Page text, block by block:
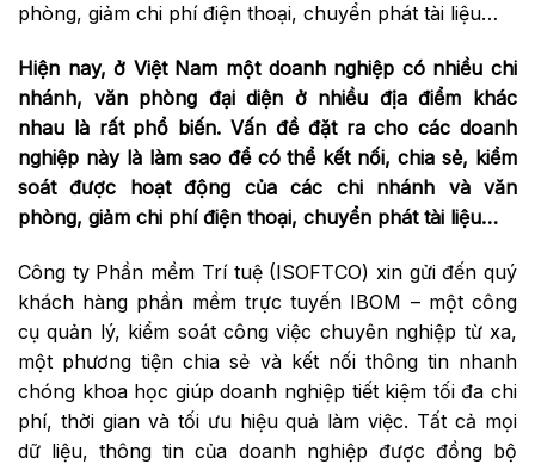
phòng, giảm chi phí điện thoại, chuyển phát tài liệu…
Hiện nay, ở Việt Nam một doanh nghiệp có nhiều chi
nhánh, văn phòng đại diện ở nhiều địa điểm khác
nhau là rất phổ biến. Vấn đề đặt ra cho các doanh
nghiệp này là làm sao để có thể kết nối, chia sẻ, kiểm
soát được hoạt động của các chi nhánh và văn
phòng, giảm chi phí điện thoại, chuyển phát tài liệu…
Công ty Phần mềm Trí tuệ (ISOFTCO) xin gửi đến quý
khách hàng phần mềm trực tuyến IBOM – một công
cụ quản lý, kiểm soát công việc chuyên nghiệp từ xa,
một phương tiện chia sẻ và kết nối thông tin nhanh
chóng khoa học giúp doanh nghiệp tiết kiệm tối đa chi
phí, thời gian và tối ưu hiệu quả làm việc. Tất cả mọi
dữ liệu, thông tin của doanh nghiệp được đồng bộ